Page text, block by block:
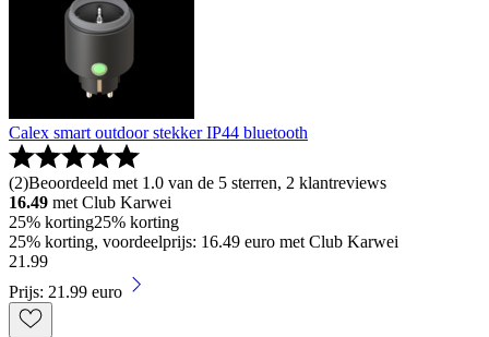
Calex smart outdoor stekker IP44 bluetooth
(2)Beoordeeld met 1.0 van de 5 sterren, 2 klantreviews
16.49 met Club Karwei
25% korting25% korting
25% korting, voordeelprijs: 16.49 euro met Club Karwei
21 .99
Prijs: 21.99 euro